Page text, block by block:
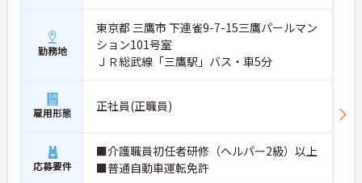
勤務地
東京都 三鷹市 下連雀9-7-15三鷹パールマン
ション101号室
ＪＲ総武線「三鷹駅」バス・車5分
雇用形態 正社員(正職員)
応募要件
■介護職員初任者研修（ヘルパー2級）以上
■普通自動車運転免許